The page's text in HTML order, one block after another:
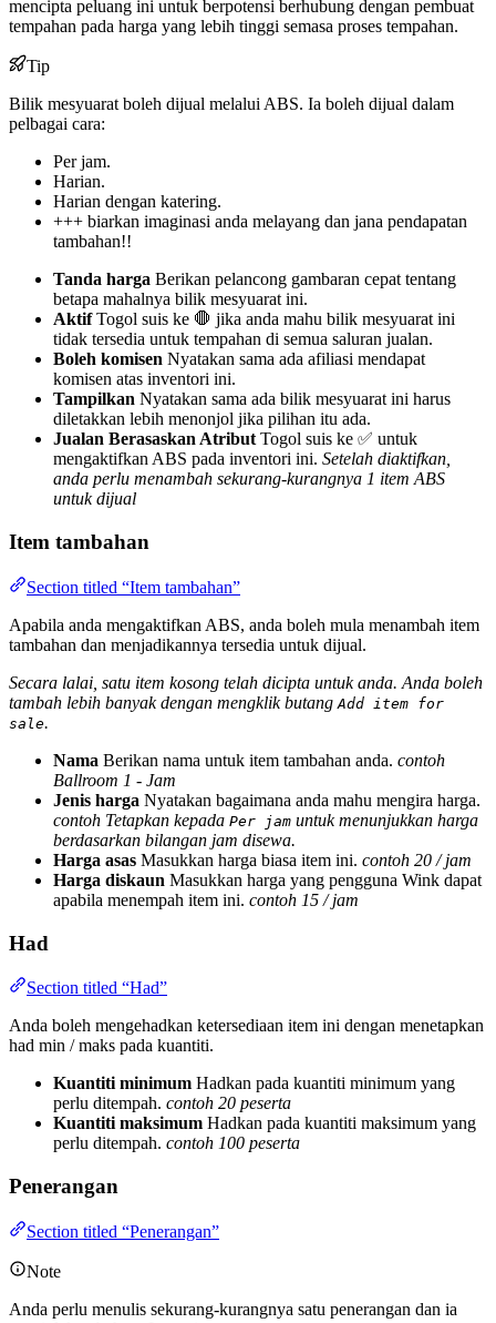
mencipta peluang ini untuk berpotensi berhubung dengan pembuat
tempahan pada harga yang lebih tinggi semasa proses tempahan.
Tip
Bilik mesyuarat boleh dijual melalui ABS. Ia boleh dijual dalam
pelbagai cara:
Per jam.
Harian.
Harian dengan katering.
+++ biarkan imaginasi anda melayang dan jana pendapatan
tambahan!!
Tanda harga Berikan pelancong gambaran cepat tentang
betapa mahalnya bilik mesyuarat ini.
AktifTogol suis ke 🛑 jika anda mahu bilik mesyuarat ini
tidak tersedia untuk tempahan di semua saluran jualan.
Boleh komisen Nyatakan sama ada afiliasi mendapat
komisen atas inventori ini.
Tampilkan Nyatakan sama ada bilik mesyuarat ini harus
diletakkan lebih menonjol jika pilihan itu ada.
Jualan Berasaskan Atribut Togol suis ke ✅ untuk
mengaktifkan ABS pada inventori ini. Setelah diaktifkan,
anda perlu menambah sekurang-kurangnya 1 item ABS
untuk dijual
Item tambahan
Section titled “Item tambahan”
Apabila anda mengaktifkan ABS, anda boleh mula menambah item
tambahan dan menjadikannya tersedia untuk dijual.
Secara lalai, satu item kosong telah dicipta untuk anda. Anda boleh
tambah lebih banyak dengan mengklik butang Add item for
sale.
Nama Berikan nama untuk item tambahan anda. contoh
Ballroom 1 - Jam
Jenis harga Nyatakan bagaimana anda mahu mengira harga.
contoh Tetapkan kepada Per jam untuk menunjukkan harga
berdasarkan bilangan jam disewa.
Harga asas Masukkan harga biasa item ini. contoh 20 / jam
Harga diskaun Masukkan harga yang pengguna Wink dapat
apabila menempah item ini. contoh 15 / jam
Had
Section titled “Had”
Anda boleh mengehadkan ketersediaan item ini dengan menetapkan
had min / maks pada kuantiti.
Kuantiti minimum Hadkan pada kuantiti minimum yang
perlu ditempah. contoh 20 peserta
Kuantiti maksimum Hadkan pada kuantiti maksimum yang
perlu ditempah. contoh 100 peserta
Penerangan
Section titled “Penerangan”
Note
Anda perlu menulis sekurang-kurangnya satu penerangan dan ia